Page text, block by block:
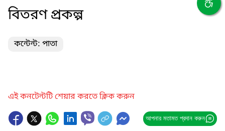
বিতরণ প্রকল্প
কন্টেন্ট: পাতা
এই কনটেন্টটি শেয়ার করতে ক্লিক করুন
আপনার মতামত প্রদান করুন